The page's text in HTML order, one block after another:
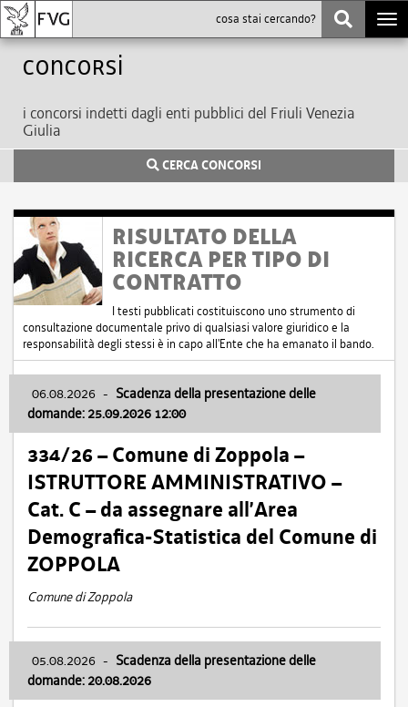
Concorsi
i concorsi indetti dagli enti pubblici del Friuli Venezia
Giulia
CERCA CONCORSI
RISULTATO DELLA
RICERCA PER TIPO DI
CONTRATTO
I testi pubblicati costituiscono uno strumento di
consultazione documentale privo di qualsiasi valore giuridico e la
responsabilità degli stessi è in capo all'Ente che ha emanato il bando.
06.08.2026 - Scadenza della presentazione delle
domande: 25.09.2026 12:00
334/26 – Comune di Zoppola –
ISTRUTTORE AMMINISTRATIVO –
Cat. C – da assegnare all’Area
Demografica-Statistica del Comune di
ZOPPOLA
Comune di Zoppola
05.08.2026 - Scadenza della presentazione delle
domande: 20.08.2026